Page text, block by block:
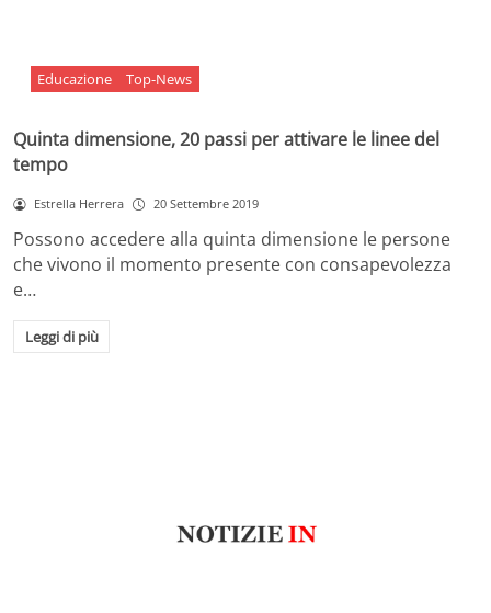
Educazione Top-News
Quinta dimensione, 20 passi per attivare le linee del
tempo
Estrella Herrera 20 Settembre 2019
Possono accedere alla quinta dimensione le persone
che vivono il momento presente con consapevolezza
e…
Leggi di più